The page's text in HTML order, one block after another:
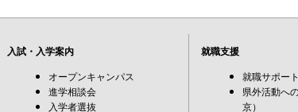
入試・入学案内
オープンキャンパス
進学相談会
入学者選抜
就職支援
就職サポート
県外活動へ
京）